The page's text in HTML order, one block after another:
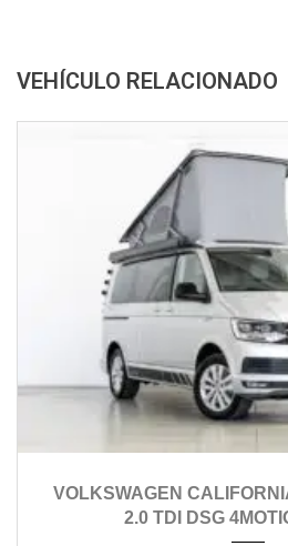
VEHÍCULO RELACIONADO
VOLKSWAGEN
2.0 TDI DSG